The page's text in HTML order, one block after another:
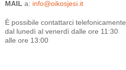
MAIL a: info@oikosjesi.it
È possibile contattarci telefonicamente
dal lunedì al venerdì dalle ore 11:30
alle ore 13:00